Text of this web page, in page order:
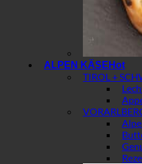
ALPEN KÄSE
TIROL +